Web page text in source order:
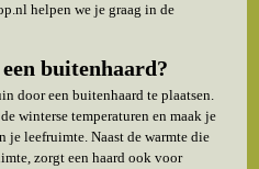
helpen we je graag in de
buitenhaard?
door een buitenhaard te plaatsen.
winterse temperaturen en maak je
leefruimte. Naast de warmte die
zorgt een haard ook voor